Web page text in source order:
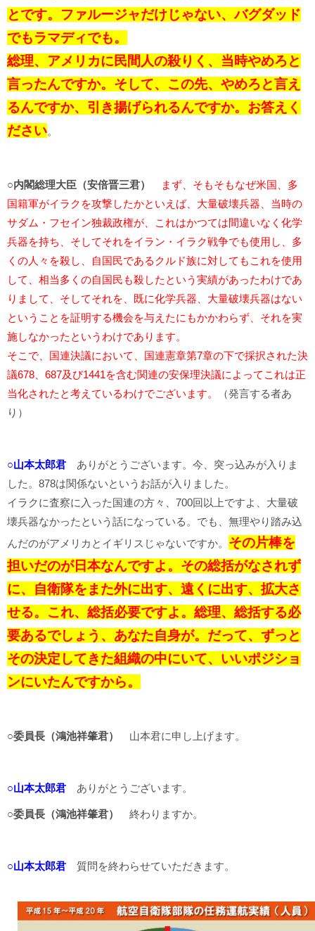
とです。ファルージャだけじゃない、バグダッド
でもラマディでも。
総理、アメリカに民間人の殺りく、当時やめろと
言ったんですか。そして、この先、やめろと言え
るんですか、引き揚げられるんですか。お答えく
ださい。
○内閣総理大臣（安倍晋三君）
まず、そもそもなぜ米国、多
国籍軍がイラクを攻撃したかといえば、大量破壊兵器、当時の
サダム・フセイン独裁政権が、これはかつては間違いなく化学
兵器を持ち、そしてそれをイラン・イラク戦争でも使用し、多
くの人々を殺し、自国民であるクルド族に対してもこれを使用
して、相当多くの自国民も殺したという実績があったわけであ
りまして、そしてそれを、既に化学兵器、大量破壊兵器はない
ということを証明する機会を与えたにもかかわらず、それを実
施しなかったというわけであります。
そこで、国連決議において、国連憲章第7章の下で採択された決
議678、687及び1441を含む関連の安保理決議によってこれは正
当化されたと考えているわけでございます。
（発言する者あ
り）
○山本太郎君 ありがとうございます。今、突っ込みが入りま
した。878は関係ないというお話が入りました。
イラクに査察に入った国連の方々、700回以上ですよ、大量破
壊兵器なかったという話になっている。でも、無理やり踏み込
んだのがアメリカとイギリスじゃないですか。 その片棒を
担いだのが日本なんですよ。その総括がなされず
に、自衛隊をまた外に出す、遠くに出す、拡大さ
せる。これ、総括必要ですよ。総理、総括する必
要あるでしょう、あなた自身が。だって、ずっと
その決定してきた組織の中にいて、いいポジショ
ンにいたんですから。
○委員長（鴻池祥肇君） 山本君に申し上げます。
○山本太郎君 ありがとうございます。
○委員長（鴻池祥肇君） 終わりますか。
○山本太郎君 質問を終わらせていただきます。